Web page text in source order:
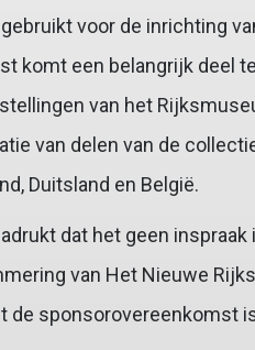
voor de inrichting
komt een belangrijk deel
van het
van delen van de
Duitsland en België.
dat het geen
van Het Nieuwe
de sponsorovereenkomst